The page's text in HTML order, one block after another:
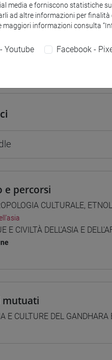
Programma
e percorsi
CULTURALE,
E CIVILTÀ DELL'ASIA E
mutuati
E CULTURE DEL
media e forniscono statistiche
ad altre informazioni per finalità
informazioni consulta
Youtube Facebook -